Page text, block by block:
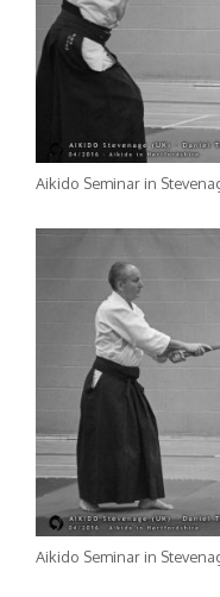
Aikido Seminar in
Aikido Seminar in